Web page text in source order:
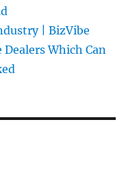
| BizVibe
Which Can